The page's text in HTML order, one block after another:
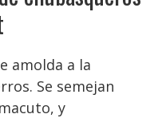
amolda a la
Se semejan
y